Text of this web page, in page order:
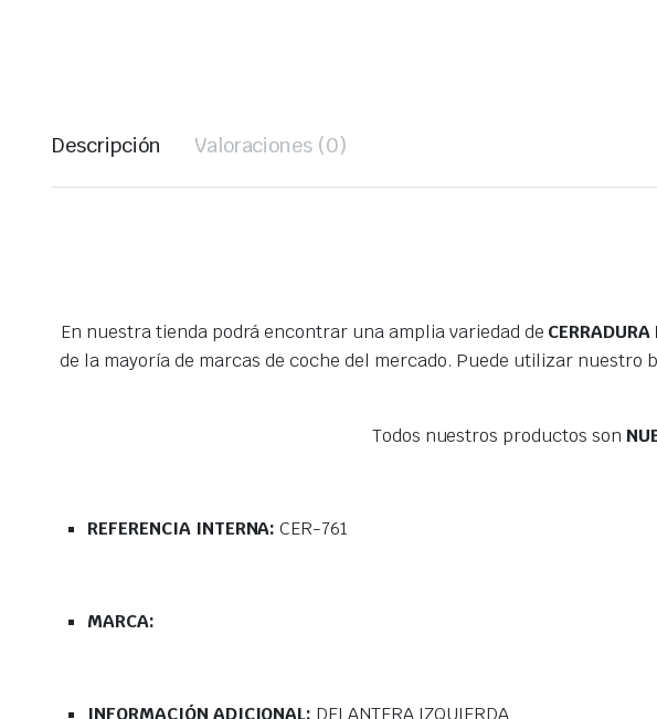
Descripción Valoraciones (0)
En nuestra tienda podrá encontrar una amplia variedad de
de la mayoría de marcas de coche del mercado. Puede utilizar
Todos nuestros productos son
REFERENCIA INTERNA:CER-761
MARCA:
INFORMACIÓN ADICIONAL: DELANTERA IZQUIERDA